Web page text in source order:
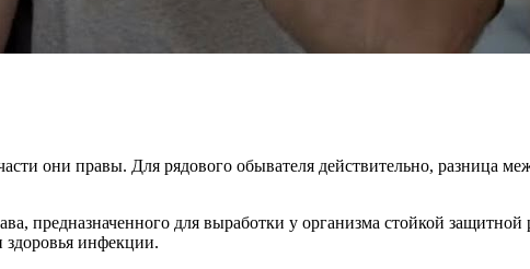
они правы. Для рядового обывателя действительно, разница
предназначенного для выработки у организма стойкой
инфекции.